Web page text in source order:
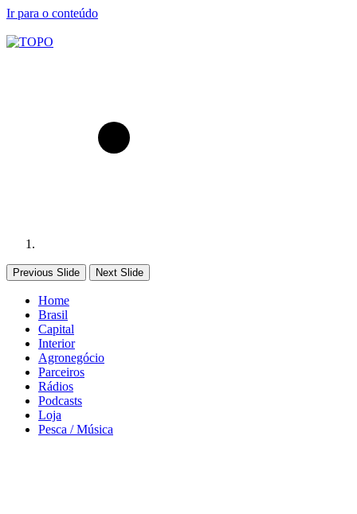
Ir para o conteúdo
Previous Slide Next Slide
Home
Brasil
Capital
Interior
Agronegócio
Parceiros
Rádios
Podcasts
Loja
Pesca / Música